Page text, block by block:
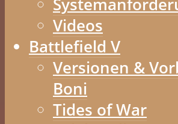
Videos
Battlefield V
Versionen &
Boni
Tides of War